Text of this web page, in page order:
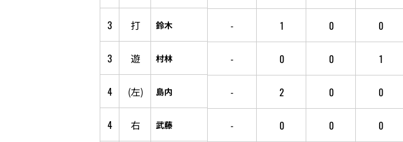
3 打 鈴木 - 1 0 0
3 遊 村林 - 0 0 1
4 (左) 島内 - 2 0 0
4 右 武藤 - 0 0 0